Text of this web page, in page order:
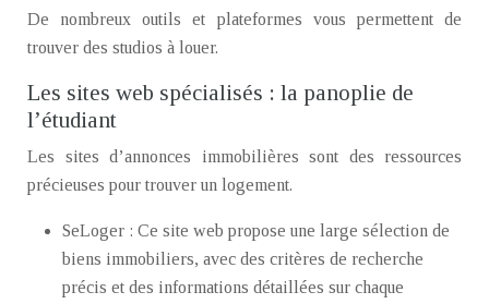
De nombreux outils et plateformes vous permettent de
trouver des studios à louer.
Les sites web spécialisés : la panoplie de
l’étudiant
Les sites d’annonces immobilières sont des ressources
précieuses pour trouver un logement.
SeLoger : Ce site web propose une large sélection de
biens immobiliers, avec des critères de recherche
précis et des informations détaillées sur chaque